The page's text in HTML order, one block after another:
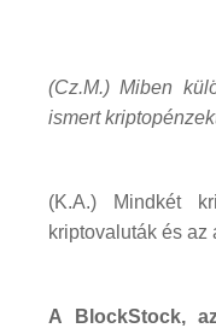
(Cz.M.) Miben
ismert
(K.A.) Mindkét
kriptovaluták és az
A BlockStock,